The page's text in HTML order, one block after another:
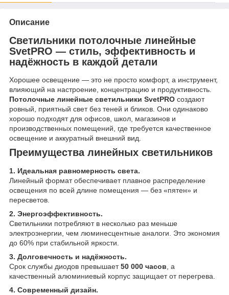
Описание
Светильники потолочные линейные
SvetPRO — стиль, эффективность и
надёжность в каждой детали
Хорошее освещение — это не просто комфорт, а инструмент,
влияющий на настроение, концентрацию и продуктивность.
Потолочные линейные светильники SvetPRO создают
ровный, приятный свет без теней и бликов. Они одинаково
хорошо подходят для офисов, школ, магазинов и
производственных помещений, где требуется качественное
освещение и аккуратный внешний вид.
Преимущества линейных светильников
1. Идеальная равномерность света.
Линейный формат обеспечивает плавное распределение
освещения по всей длине помещения — без «пятен» и
пересветов.
2. Энергоэффективность.
Светильники потребляют в несколько раз меньше
электроэнергии, чем люминесцентные аналоги. Это экономия
до 60% при стабильной яркости.
3. Долговечность и надёжность.
Срок службы диодов превышает50 000 часов , а
качественный алюминиевый корпус защищает от перегрева.
4. Современный дизайн.